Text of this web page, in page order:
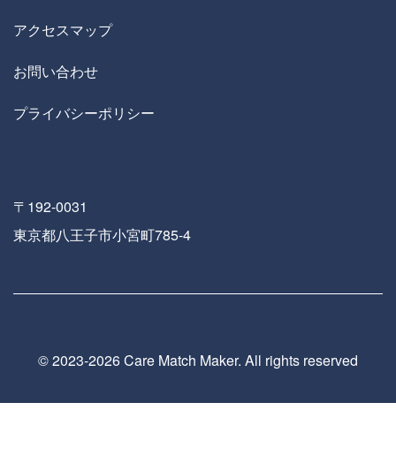
アクセスマップ
お問い合わせ
プライバシーポリシー
〒192-0031
東京都八王子市小宮町785-4
© 2023-2026 Care Match Maker. All rights reserved